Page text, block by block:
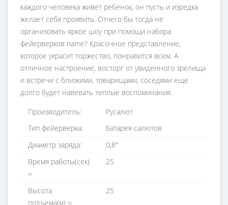
каждого человека живет ребенок, он пусть и изредка
желает себя проявить. Отчего бы тогда не
организовать яркое шоу при помощи набора
фейерверков name? Красочное представление,
которое украсит торжество, понравится всем. А
отличное настроение, восторг от увиденного зрелища
и встречи с близкими, товарищами, соседями еще
долго будет навевать теплые воспоминания.
Производитель:
Русалют
Тип фейерверка:
Батарея салютов
Диаметр заряда:
0,8"
Время работы(ceк)
≈
25
Высота
подъема(м) ≈
25